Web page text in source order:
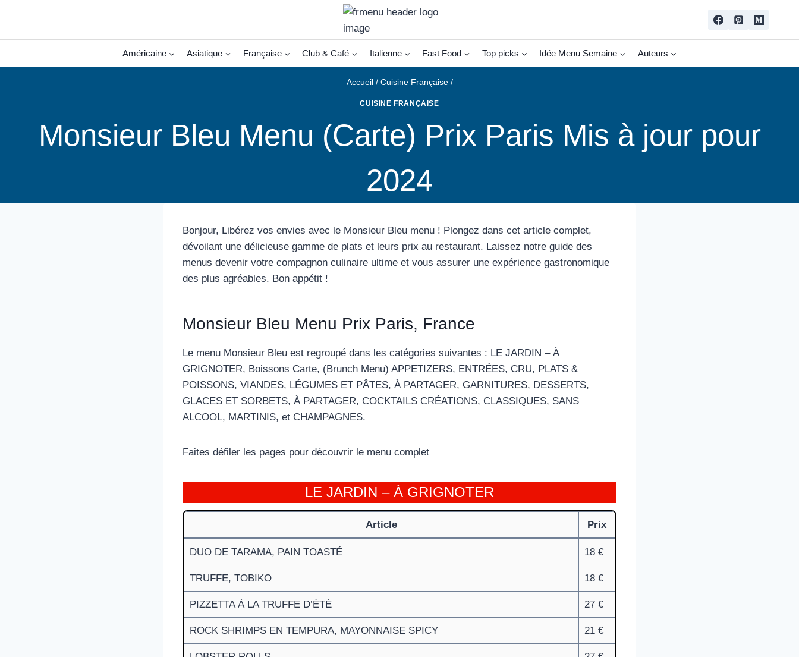
contenu
Américaine Asiatique Française Club & Café Italienne Fast Food Top picks Idée Menu Semaine Auteurs
Accueil / Cuisine Française /
CUISINE FRANÇAISE
Monsieur Bleu Menu (Carte) Prix Paris Mis à jour pour
2024
Bonjour, Libérez vos envies avec le Monsieur Bleu menu ! Plongez dans cet article complet,
dévoilant une délicieuse gamme de plats et leurs prix au restaurant. Laissez notre guide des
menus devenir votre compagnon culinaire ultime et vous assurer une expérience gastronomique
des plus agréables. Bon appétit !
Monsieur Bleu Menu Prix Paris, France
Le menu Monsieur Bleu est regroupé dans les catégories suivantes : LE JARDIN – À
GRIGNOTER, Boissons Carte, (Brunch Menu) APPETIZERS, ENTRÉES, CRU, PLATS &
POISSONS, VIANDES, LÉGUMES ET PÂTES, À PARTAGER, GARNITURES, DESSERTS,
GLACES ET SORBETS, À PARTAGER, COCKTAILS CRÉATIONS, CLASSIQUES, SANS
ALCOOL, MARTINIS, et CHAMPAGNES.
Faites défiler les pages pour découvrir le menu complet
LE JARDIN – À GRIGNOTER
Article Prix
DUO DE TARAMA, PAIN TOASTÉ 18 €
TRUFFE, TOBIKO 18 €
PIZZETTA À LA TRUFFE D’ÉTÉ 27 €
ROCK SHRIMPS EN TEMPURA, MAYONNAISE SPICY 21 €